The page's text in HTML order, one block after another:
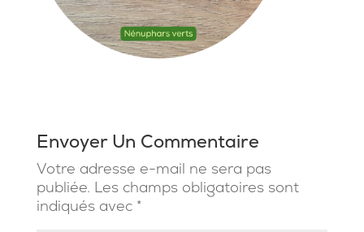
Envoyer Un Commentaire
Votre adresse e-mail ne sera pas
publiée. Les champs obligatoires sont
indiqués avec *